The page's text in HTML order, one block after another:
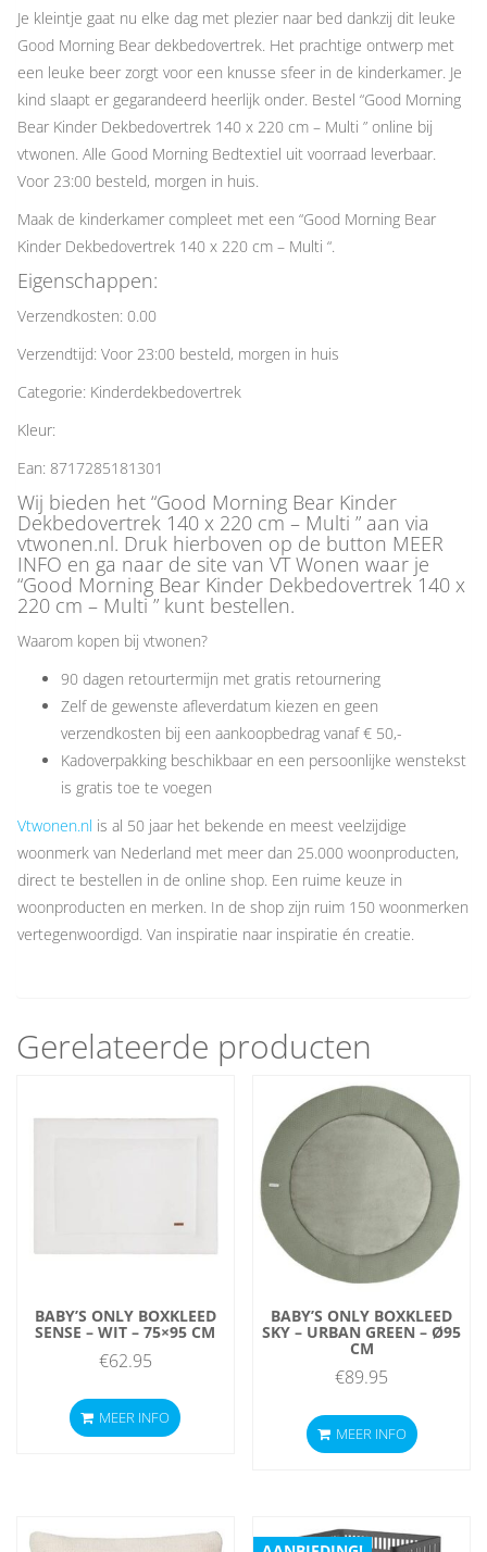
Je kleintje gaat nu elke dag met plezier naar bed dankzij dit leuke
Good Morning Bear dekbedovertrek. Het prachtige ontwerp met
een leuke beer zorgt voor een knusse sfeer in de kinderkamer. Je
kind slaapt er gegarandeerd heerlijk onder. Bestel “Good Morning
Bear Kinder Dekbedovertrek 140 x 220 cm – Multi ” online bij
vtwonen. Alle Good Morning Bedtextiel uit voorraad leverbaar.
Voor 23:00 besteld, morgen in huis.
Maak de kinderkamer compleet met een “Good Morning Bear
Kinder Dekbedovertrek 140 x 220 cm – Multi “.
Eigenschappen:
Verzendkosten: 0.00
Verzendtijd: Voor 23:00 besteld, morgen in huis
Categorie: Kinderdekbedovertrek
Kleur:
Ean: 8717285181301
Wij bieden het “Good Morning Bear Kinder
Dekbedovertrek 140 x 220 cm – Multi ” aan via
vtwonen.nl. Druk hierboven op de button MEER
INFO en ga naar de site van VT Wonen waar je
“Good Morning Bear Kinder Dekbedovertrek 140 x
220 cm – Multi ” kunt bestellen.
Waarom kopen bij vtwonen?
90 dagen retourtermijn met gratis retournering
Zelf de gewenste afleverdatum kiezen en geen
verzendkosten bij een aankoopbedrag vanaf € 50,-
Kadoverpakking beschikbaar en een persoonlijke wenstekst
is gratis toe te voegen
Vtwonen.nl is al 50 jaar het bekende en meest veelzijdige
woonmerk van Nederland met meer dan 25.000 woonproducten,
direct te bestellen in de online shop. Een ruime keuze in
woonproducten en merken. In de shop zijn ruim 150 woonmerken
vertegenwoordigd. Van inspiratie naar inspiratie én creatie.
Gerelateerde producten
BABY’S ONLY BOXKLEED
SENSE – WIT – 75×95 CM
€62.95
MEER INFO
BABY’S ONLY BOXKLEED
SKY – URBAN GREEN – Ø95
CM
€89.95
MEER INFO